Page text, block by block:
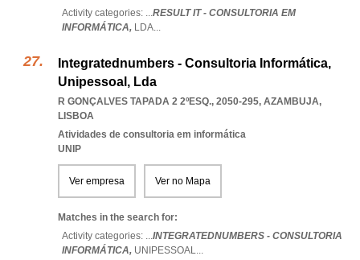
Activity categories: ...RESULT IT - CONSULTORIA EM
INFORMÁTICA, LDA...
Integratednumbers - Consultoria Informática,
Unipessoal, Lda
R GONÇALVES TAPADA 2 2ºESQ., 2050-295, AZAMBUJA,
LISBOA
Atividades de consultoria em informática
UNIP
Ver empresa Ver no Mapa
Matches in the search for:
Activity categories: ...INTEGRATEDNUMBERS - CONSULTORIA
INFORMÁTICA, UNIPESSOAL...